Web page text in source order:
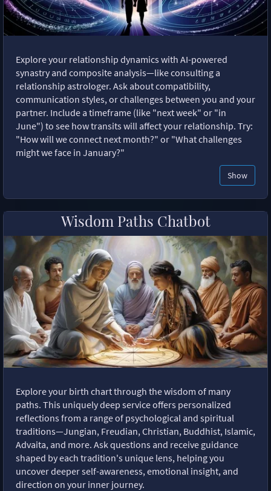
Explore your relationship dynamics with AI-powered
synastry and composite analysis—like consulting a
relationship astrologer. Ask about compatibility,
communication styles, or challenges between you and your
partner. Include a timeframe (like "next week" or "in
June") to see how transits will affect your relationship. Try:
"How will we connect next month?" or "What challenges
might we face in January?"
Show
Wisdom Paths Chatbot
Explore your birth chart through the wisdom of many
paths. This uniquely deep service offers personalized
reflections from a range of psychological and spiritual
traditions—Jungian, Freudian, Christian, Buddhist, Islamic,
Advaita, and more. Ask questions and receive guidance
shaped by each tradition's unique lens, helping you
uncover deeper self-awareness, emotional insight, and
direction on your inner journey.